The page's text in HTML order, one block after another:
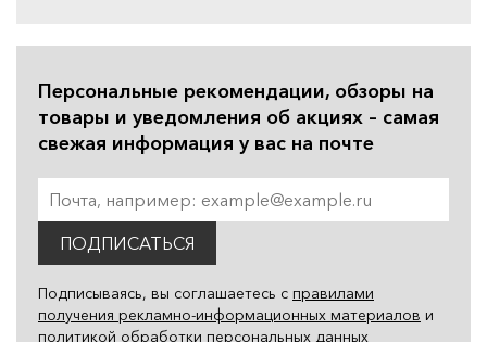
Персональные рекомендации, обзоры на
товары и уведомления об акциях – самая
свежая информация у вас на почте
ПОДПИСАТЬСЯ
Подписываясь, вы соглашаетесь с правилами
получения рекламно-информационных материалов и
политикой обработки персональных данных